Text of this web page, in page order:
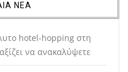
ΝΕΑ
hotel-hopping στη
να ανακαλύψετε